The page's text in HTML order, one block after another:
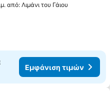
από: Λιμάνι του Γάιου
Εμφάνιση τιμών